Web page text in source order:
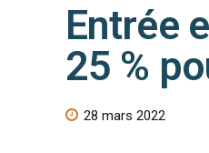
Entrée
25 %
28 mars 2022